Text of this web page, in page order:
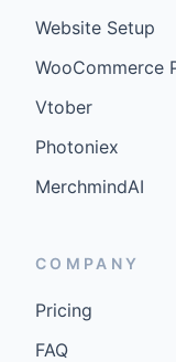
Website Setup
WooCommerce
Vtober
Photoniex
MerchmindAI
COMPANY
Pricing
FAQ